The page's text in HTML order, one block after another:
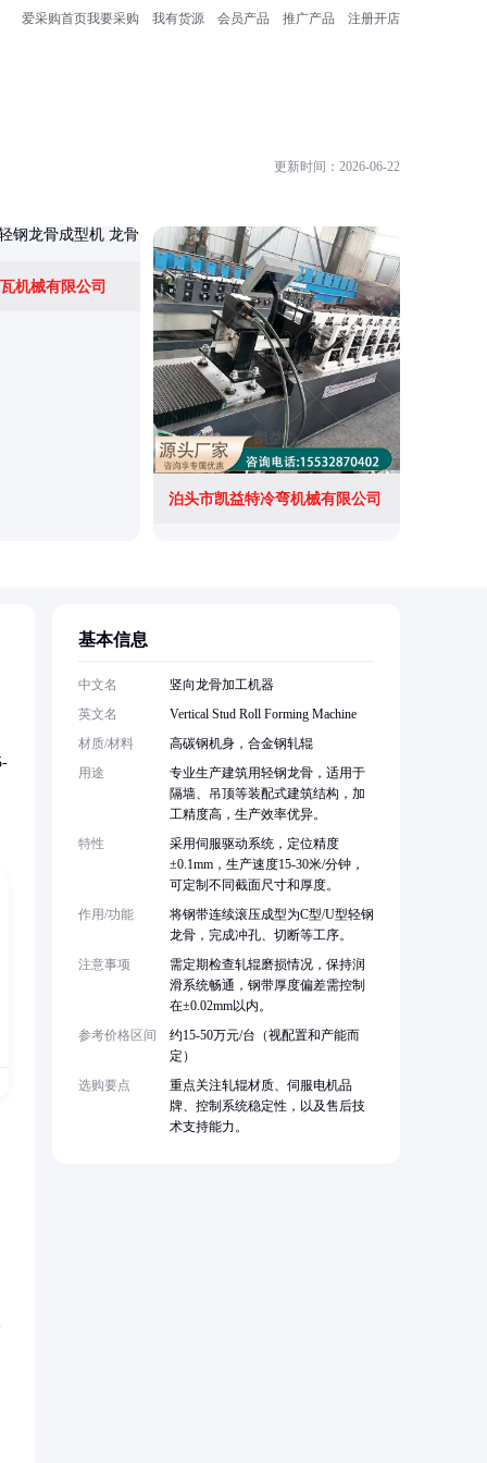
爱采购首页我要采购 我有货源 会员产品 推广产品 注册开店
更新时间：2026-06-22
机械有限公司
泊头市凯益特冷弯机械有限公司
基本信息
中文名
竖向龙骨加工机器
英文名
Vertical Stud Roll Forming Machine
材质/材料
高碳钢机身，合金钢轧辊
用途
专业生产建筑用轻钢龙骨，适用于
隔墙、吊顶等装配式建筑结构，加
工精度高，生产效率优异。
特性
采用伺服驱动系统，定位精度
±0.1mm，生产速度15-30米/分钟，
可定制不同截面尺寸和厚度。
作用/功能
将钢带连续滚压成型为C型/U型轻钢
龙骨，完成冲孔、切断等工序。
注意事项
需定期检查轧辊磨损情况，保持润
滑系统畅通，钢带厚度偏差需控制
在±0.02mm以内。
参考价格区间
约15-50万元/台（视配置和产能而
定）
选购要点
重点关注轧辊材质、伺服电机品
牌、控制系统稳定性，以及售后技
术支持能力。